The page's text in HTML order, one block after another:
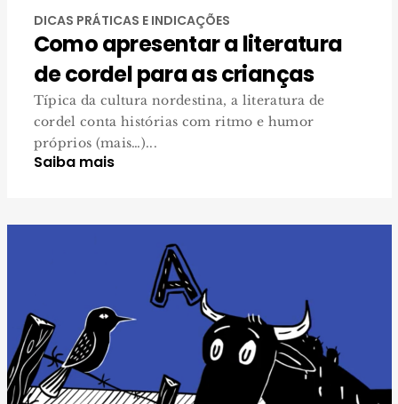
DICAS PRÁTICAS E INDICAÇÕES
Como apresentar a literatura
de cordel para as crianças
Típica da cultura nordestina, a literatura de
cordel conta histórias com ritmo e humor
próprios (mais…)...
Saiba mais